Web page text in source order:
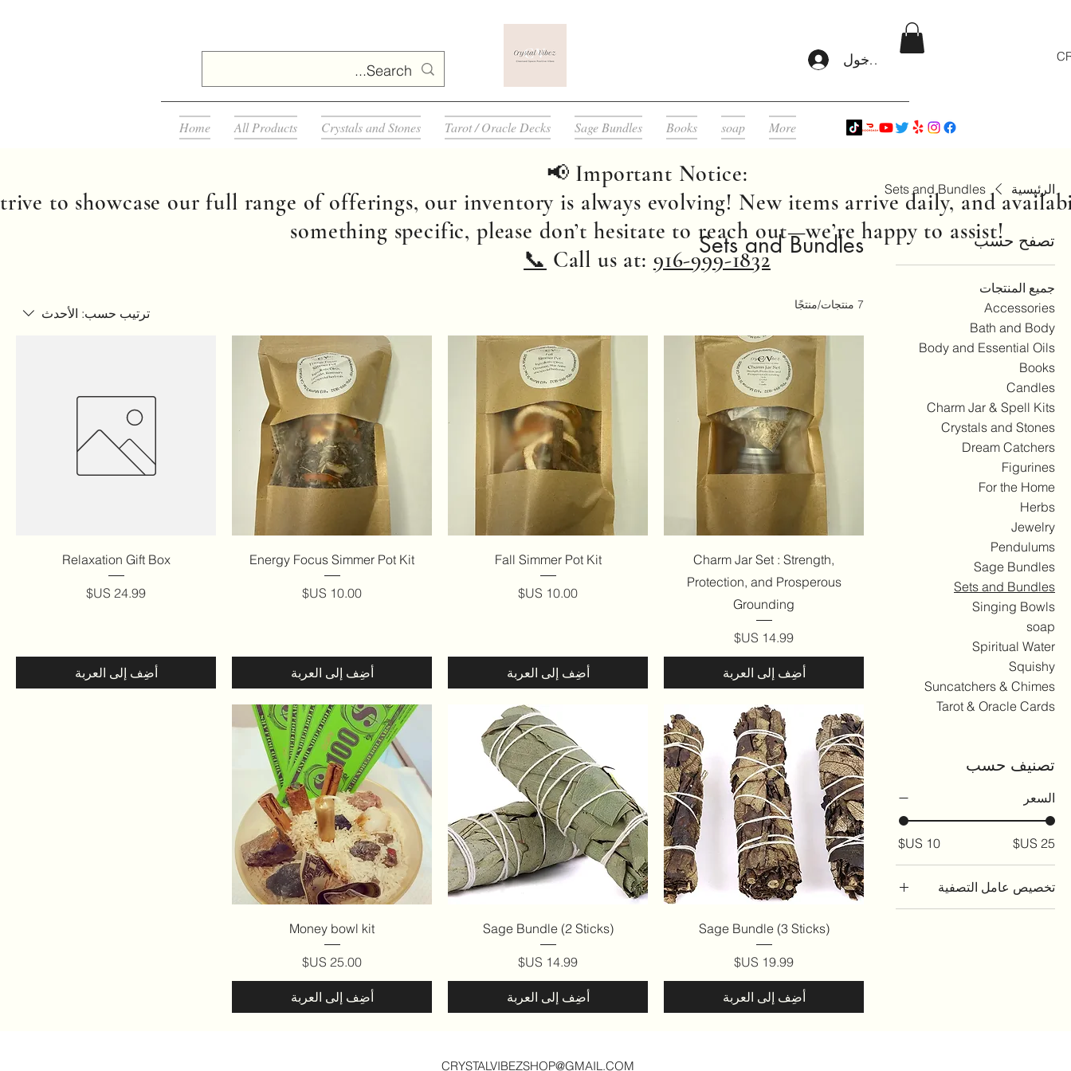
تسجيل الدخول
Home All Products Crystals and Stones Tarot / Oracle Decks Sage Bundles Books soap More
الرئيسية Sets and Bundles
تصفح حسب
جميع المنتجات
Accessories
Bath and Body
Body and Essential Oils
Books
Candles
Charm Jar & Spell Kits
Crystals and Stones
Dream Catchers
Figurines
For the Home
Herbs
Jewelry
Pendulums
Sage Bundles
Sets and Bundles
Singing Bowls
soap
Spiritual Water
Squishy
Suncatchers & Chimes
Tarot & Oracle Cards
تصنيف حسب
السعر
تخصيص عامل التصفية
Sets and Bundles
7 منتجات/منتجًا
ترتيب حسب: الأحدث
العرض السريع
Charm Jar Set : Strength,
Protection, and Prosperous
Grounding
السعر
أضِف إلى العربة
العرض السريع
Fall Simmer Pot Kit
السعر
أضِف إلى العربة
العرض السريع
Energy Focus Simmer Pot Kit
السعر
أضِف إلى العربة
العرض السريع
Relaxation Gift Box
السعر
أضِف إلى العربة
العرض السريع
Sage Bundle (3 Sticks)
السعر
أضِف إلى العربة
العرض السريع
Sage Bundle (2 Sticks)
السعر
أضِف إلى العربة
العرض السريع
Money bowl kit
السعر
أضِف إلى العربة
📢 Important Notice:
to showcase our full range of offerings, our inventory is always evolving! New items arrive daily, and
something specific, please don’t hesitate to reach out—we’re happy to assist!
📞 Call us at: 916-999-1832
CRYSTALVIBEZSHOP@GMAIL.COM